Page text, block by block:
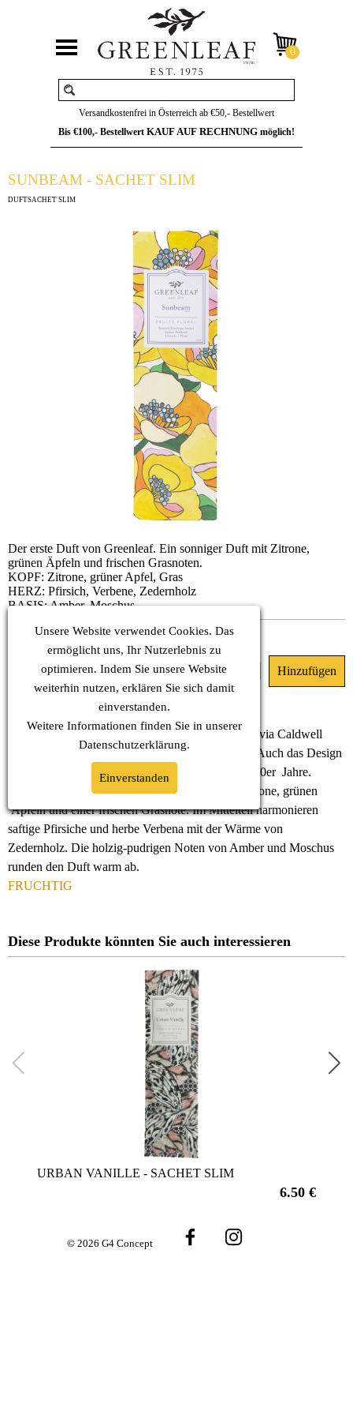
Versandkostenfrei in Österreich ab €50,- Bestellwert
Bis €100,- Bestellwert KAUF AUF RECHNUNG möglich!
SUNBEAM - SACHET SLIM
DUFTSACHET SLIM
Der erste Duft von Greenleaf. Ein sonniger Duft mit Zitrone,
grünen Äpfeln und frischen Grasnoten.
KOPF: Zitrone, grüner Apfel, Gras
HERZ: Pfirsich, Verbene, Zedernholz
BASIS: Amber, Moschus
Sofort verfügbar
6.50 € (MwSt. Inkl.)
Sunbeam (Sonnenstrahl) ist der erste Duft, den Sylvia Caldwell
1975 noch in ihrem Küchenmixer geschaffen hat. Auch das Design
des Sachets steht ganz im Zeichen des Looks der 70er Jahre.
Sunbeam ist ein strahlender, sonniger Duft mit Zitrone, grünen
Äpfeln und einer frischen Grasnote. Im Mittelteil harmonieren
saftige Pfirsiche und herbe Verbena mit der Wärme von
Zedernholz. Die holzig-pudrigen Noten von Amber und Moschus
runden den Duft warm ab.
FRUCHTIG
Diese Produkte könnten Sie auch interessieren
URBAN VANILLE - SACHET SLIM
6.50 €
© 2026 G4 Concept
Unsere Website verwendet Cookies. Das
ermöglicht uns, Ihr Nutzerlebnis zu
optimieren. Indem Sie unsere Website
weiterhin nutzen, erklären Sie sich damit
einverstanden.
Weitere Informationen finden Sie in unserer
Datenschutzerklärung.
Einverstanden